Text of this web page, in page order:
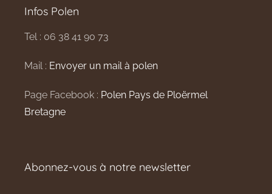
Infos Polen
Tel : 06 38 41 90 73
Mail : Envoyer un mail à polen
Page Facebook : Polen Pays de Ploërmel
Bretagne
Abonnez-vous à notre newsletter